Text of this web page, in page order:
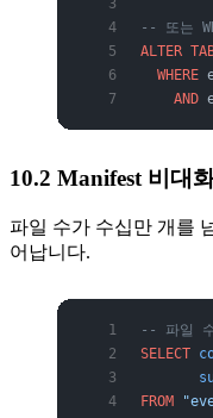
-- 또는
ALTER
  WHERE
    AND
10.2 Manifest 비대
파일 수가 수십만 개를
어납니다.
-- 파일
SELECT
FROM